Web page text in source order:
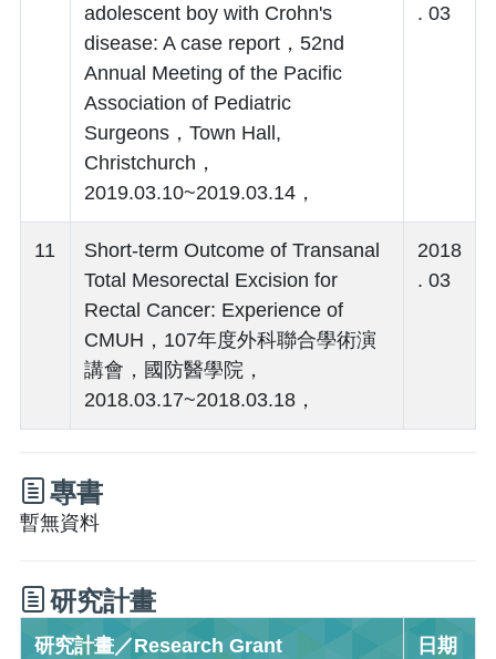
adolescent boy with Crohn's
disease: A case report，52nd
Annual Meeting of the Pacific
Association of Pediatric
Surgeons，Town Hall,
Christchurch，
2019.03.10~2019.03.14，
. 03
11
Short-term Outcome of Transanal
Total Mesorectal Excision for
Rectal Cancer: Experience of
CMUH，107年度外科聯合學術演
講會，國防醫學院，
2018.03.17~2018.03.18，
2018
. 03
專書
暫無資料
研究計畫
研究計畫／Research Grant 日期